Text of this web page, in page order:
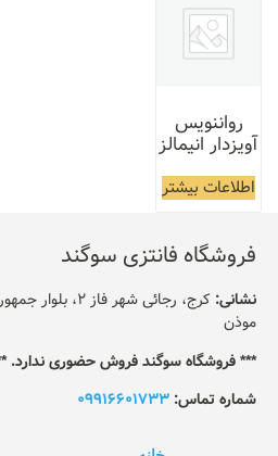
رواننویس
آویزدار انیمالز
اطلاعات بیشتر
فروشگاه فانتزی سوگند
نشانی:
کرج، رجائی شهر
موذن
*** فروشگاه سوگند فروش حضوری ندارد.
شماره تماس: 09916601733